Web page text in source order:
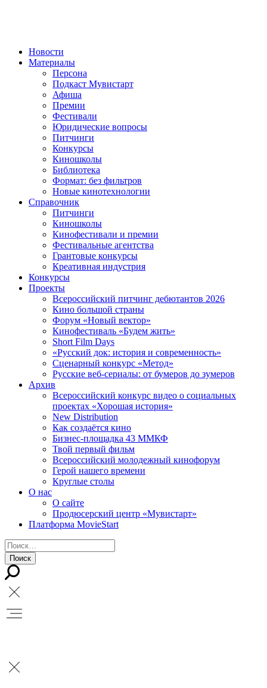
Новости
Материалы
Персона
Подкаст Мувистарт
Афиша
Премии
Фестивали
Юридические вопросы
Питчинги
Конкурсы
Киношколы
Библиотека
Формат: без фильтров
Новые кинотехнологии
Справочник
Питчинги
Киношколы
Кинофестивали и премии
Фестивальные агентства
Грантовые конкурсы
Креативная индустрия
Конкурсы
Проекты
Всероссийский питчинг дебютантов 2026
Кино большой страны
Форум «Новый вектор»
Кинофестиваль «Будем жить»
Short Film Days
«Русский док: история и современность»
Сценарный конкурс «Метод»
Русские веб-сериалы: от бумеров до зумеров
Архив
Всероссийский конкурс видео о социальных
проектах «Хорошая история»
New Distribution
Как создаётся кино
Бизнес-площадка 43 ММКФ
Твой первый фильм
Всероссийский молодежный кинофорум
Герой нашего времени
Круглые столы
О нас
О сайте
Продюсерский центр «Мувистарт»
Платформа MovieStart